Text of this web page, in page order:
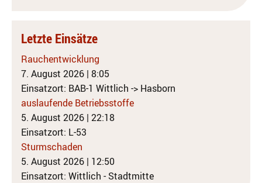
Letzte Einsätze
Rauchentwicklung
7. August 2026 | 8:05
Einsatzort: BAB-1 Wittlich -> Hasborn
auslaufende Betriebsstoffe
5. August 2026 | 22:18
Einsatzort: L-53
Sturmschaden
5. August 2026 | 12:50
Einsatzort: Wittlich - Stadtmitte